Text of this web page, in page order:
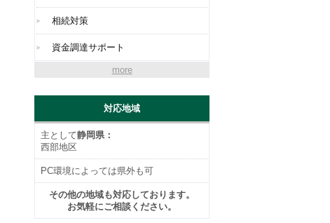
相続対策
資金調達サポート
more
対応地域
主として静岡県：
西部地区
PC環境によっては県外も可
その他の地域も対応しております。
お気軽にご相談ください。